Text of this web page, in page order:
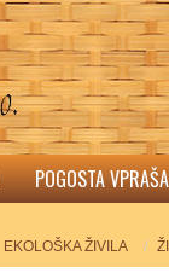
POGOSTA
EKOLOŠKA ŽIVILA